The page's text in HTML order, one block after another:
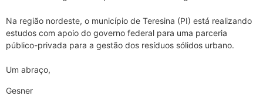
Na região nordeste, o município de Teresina (PI) está realizando
estudos com apoio do governo federal para uma parceria
público-privada para a gestão dos resíduos sólidos urbano.
Um abraço,
Gesner